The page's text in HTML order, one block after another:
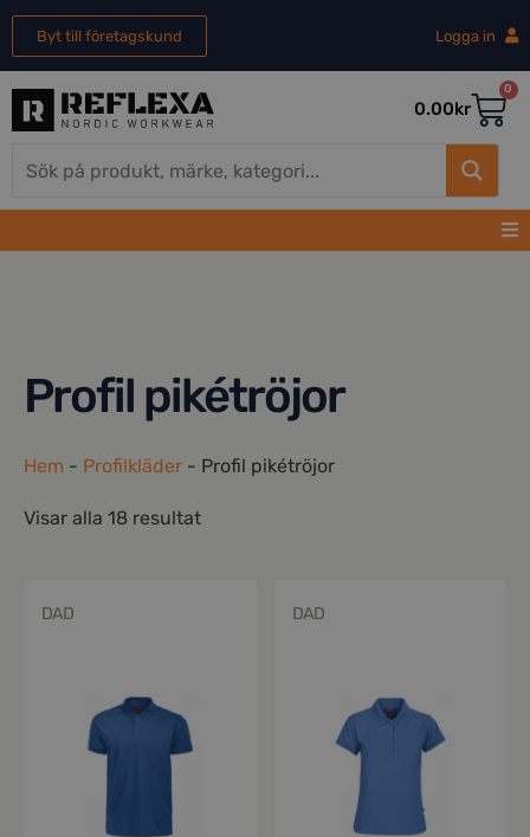
Byt till företagskund Logga in
0.00kr
0
Profil pikétröjor
Hem - Profilkläder - Profil pikétröjor
Visar alla 18 resultat
DAD DAD